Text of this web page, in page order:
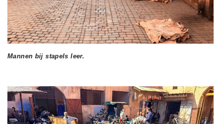
Mannen bij stapels leer.